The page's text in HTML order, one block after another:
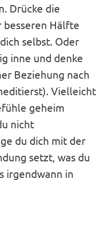
Drücke die
besseren Hälfte
selbst. Oder
inne und denke
Beziehung nach
Vielleicht
geheim
nicht
du dich mit der
setzt, was du
irgendwann in